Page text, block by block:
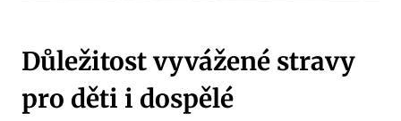
Důležitost vyvážené ‌stravy⁤
pro​ děti i ⁣dospělé